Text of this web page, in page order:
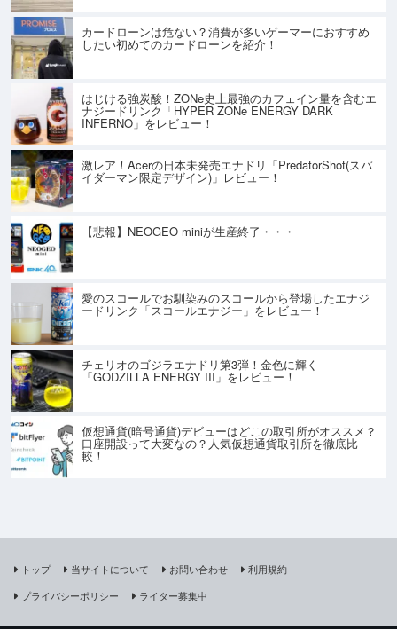
カードローンは危ない？消費が多いゲーマーにおすすめ
したい初めてのカードローンを紹介！
はじける強炭酸！ZONe史上最強のカフェイン量を含むエ
ナジードリンク「HYPER ZONe ENERGY DARK
INFERNO」をレビュー！
激レア！Acerの日本未発売エナドリ「PredatorShot(スパ
イダーマン限定デザイン)」レビュー！
【悲報】NEOGEO miniが生産終了・・・
愛のスコールでお馴染みのスコールから登場したエナジ
ードリンク「スコールエナジー」をレビュー！
チェリオのゴジラエナドリ第3弾！金色に輝く
「GODZILLA ENERGY III」をレビュー！
仮想通貨(暗号通貨)デビューはどこの取引所がオススメ？
口座開設って大変なの？人気仮想通貨取引所を徹底比
較！
トップ 当サイトについて お問い合わせ
利用規約
プライバシーポリシー
ライター募集中